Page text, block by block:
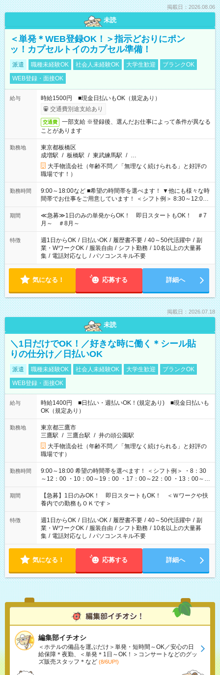
掲載日：2026.08.06
未読
＜単発＊WEB登録OK！＞指示どおりにポン
ッ！カプセルトイのカプセル準備！
派遣 職種未経験OK 社会人未経験OK 大学生歓迎
ブランクOK
WEB登録・面接OK
給与
時給1500円 ■現金日払いもOK（規定あり）
交通費別途支給あり
交通費
一部支給 ※登録後、選んだお仕事によって条件が異なる
ことがあります
勤務地
東京都板橋区
成増駅 / 板橋駅 / 東武練馬駅 / …
大手物流会社（年齢不問／「無理なく続けられる」と好評の
職場です！）
勤務時間
9:00～18:00など ■希望の時間帯を選べます！ ▼他にも様々な時
間帯でお仕事をご用意しています！ ＜シフト例＞ 8:30～12:00
17:00～22:00 13:00～22:00 22:00～翌6:00 など
期間
≪急募≫1日のみの単発からOK！ 即日スタートもOK！ ＃7
月～ ＃8月～
特徴 週1日からOK / 日払いOK / 履歴書不要 / 40～50代活躍中 / 副
業・WワークOK / 服装自由 / シフト勤務 / 10名以上の大量募
集 / 電話対応なし / パソコンスキル不要
気になる！ 応募する 詳細へ
掲載日：2026.07.18
未読
＼1日だけでOK！／好きな時に働く＊シール貼
りの仕分け／日払いOK
派遣 職種未経験OK 社会人未経験OK 大学生歓迎
ブランクOK
WEB登録・面接OK
給与
時給1400円 ■日払い・週払いOK！(規定あり) ■現金日払いも
OK（規定あり）
勤務地
東京都三鷹市
三鷹駅 / 三鷹台駅 / 井の頭公園駅
大手物流会社（年齢不問／「無理なく続けられる」と好評の
職場です）
勤務時間
9:00～18:00 希望の時間帯を選べます！ ＜シフト例＞ ・8：30
～12：00 ・10：00～19：00 ・17：00～22：00 ・13：00～
22：00 ・22：00～翌6：00 など
期間
【急募】1日のみOK！ 即日スタートもOK！ ＜Ｗワークや扶
養内での勤務もＯＫです＞
特徴 週1日からOK / 日払いOK / 履歴書不要 / 40～50代活躍中 / 副
業・WワークOK / 服装自由 / シフト勤務 / 10名以上の大量募
集 / 電話対応なし / パソコンスキル不要
気になる！ 応募する 詳細へ
編集部イチオシ
＜ホテルの備品を運ぶだけ＞単発・短時間～OK／安心の日
給保障＊夜勤、＜単発＊1日～OK！＞コンサートなどのグッ
ズ販売スタッフ＊など (8/6UP!)